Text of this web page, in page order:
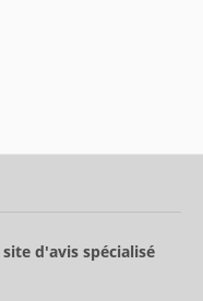
site d'avis spécialisé